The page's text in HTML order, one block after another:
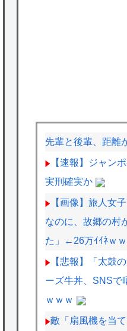
先輩と後輩、距離
【速報】ジャン
実刑確実か
【画像】旅人女
なのに、故郷の村
た」←26万ｲｲﾈｗ
【悲報】「太鼓
ーズ牛丼、SNSで
ｗｗｗ
敵「扇風機を当